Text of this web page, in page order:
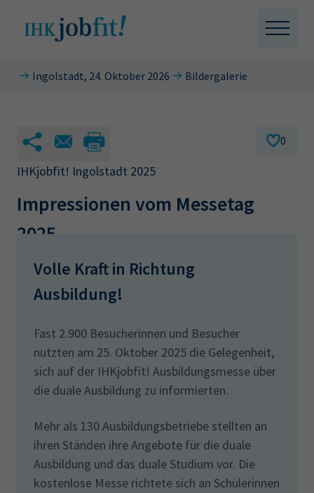
Ingolstadt, 24. Oktober 2026 Bildergalerie
0
IHKjobfit! Ingolstadt 2025
Impressionen vom Messetag
2025
Volle Kraft in Richtung
Ausbildung!
Fast 2.900 Besucherinnen und Besucher
nutzten am 25. Oktober 2025 die Gelegenheit,
sich auf der IHKjobfit! Ausbildungsmesse über
die duale Ausbildung zu informierten.
Mehr als 130 Ausbildungsbetriebe stellten an
ihren Ständen ihre Angebote für die duale
Ausbildung und das duale Studium vor. Die
kostenlose Messe richtete sich an Schülerinnen